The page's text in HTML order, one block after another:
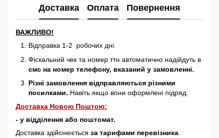
Доставка Оплата Повернення
ВАЖЛИВО!
Відправка 1-2 робочих дні.
Фіскальний чек та номер ттн автоматично надійдуть в
смс на номер телефону, вказаний у замовленні.
Різні замовлення відправляються різними
посилками. Навіть якщо вони оформлені підряд.
Доставка Новою Поштою:
- у відділення або поштомат.
Доставка здійснюється за тарифами перевізника.